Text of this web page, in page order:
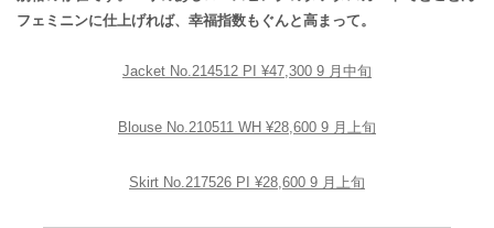
フェミニンに仕上げれば、幸福指数もぐんと高まって。
Jacket No.214512 PI ¥47,300 9 月中旬
Blouse No.210511 WH ¥28,600 9 月上旬
Skirt No.217526 PI ¥28,600 9 月上旬